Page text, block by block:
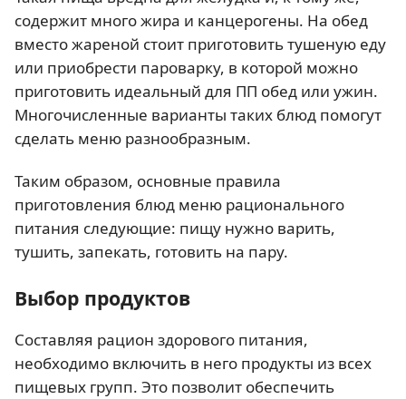
содержит много жира и канцерогены. На обед
вместо жареной стоит приготовить тушеную еду
или приобрести пароварку, в которой можно
приготовить идеальный для ПП обед или ужин.
Многочисленные варианты таких блюд помогут
сделать меню разнообразным.
Таким образом, основные правила
приготовления блюд меню рационального
питания следующие: пищу нужно варить,
тушить, запекать, готовить на пару.
Выбор продуктов
Составляя рацион здорового питания,
необходимо включить в него продукты из всех
пищевых групп. Это позволит обеспечить